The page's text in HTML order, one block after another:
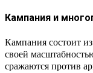
Кампания и
Кампания состоит
своей
сражаются против